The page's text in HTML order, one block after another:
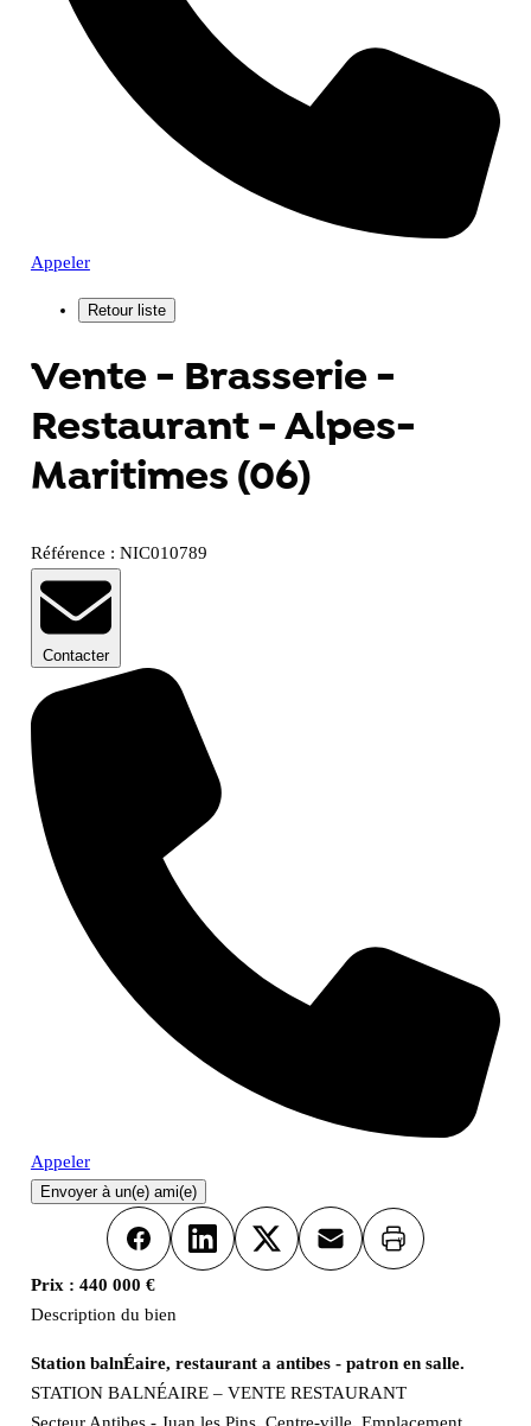
Appeler
Vente - Brasserie -
Restaurant - Alpes-
Maritimes (06)
Référence : NIC010789
Contacter
Appeler
Envoyer à un(e) ami(e)
FacebookLinkedInX Email Imprimer
Prix : 440 000 €
Description du bien
Station balnÉaire, restaurant a antibes - patron en salle.
STATION BALNÉAIRE – VENTE RESTAURANT
Secteur Antibes - Juan les Pins. Centre-ville. Emplacement